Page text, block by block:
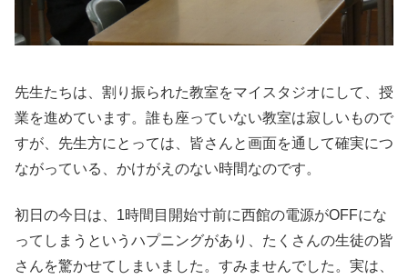
先生たちは、割り振られた教室をマイスタジオにして、授
業を進めています。誰も座っていない教室は寂しいもので
すが、先生方にとっては、皆さんと画面を通して確実につ
ながっている、かけがえのない時間なのです。
初日の今日は、1時間目開始寸前に西館の電源がOFFにな
ってしまうというハプニングがあり、たくさんの生徒の皆
さんを驚かせてしまいました。すみませんでした。実は、